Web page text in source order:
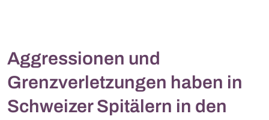
Aggressionen und
Grenzverletzungen haben in
Schweizer Spitälern in den